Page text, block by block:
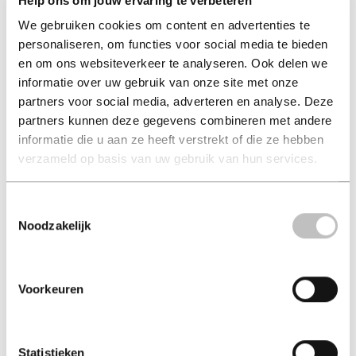
We gebruiken cookies om content en advertenties te
personaliseren, om functies voor social media te bieden
en om ons websiteverkeer te analyseren. Ook delen we
informatie over uw gebruik van onze site met onze
partners voor social media, adverteren en analyse. Deze
partners kunnen deze gegevens combineren met andere
informatie die u aan ze heeft verstrekt of die ze hebben
verzameld op basis van uw gebruik van hun services.
Noodzakelijk
Voorkeuren
Statistieken
The history of middle-earth
(boxed set 1)...
j.r.r. tolkien (auteur) | christopher tolkien (auteur) | j. r.